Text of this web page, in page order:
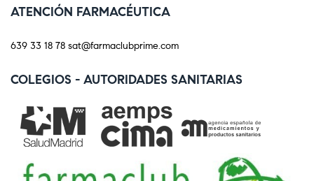
ATENCIÓN FARMACÉUTICA
639 33 18 78 sat@farmaclubprime.com
COLEGIOS - AUTORIDADES SANITARIAS